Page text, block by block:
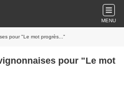
MENU
pour "Le mot progrès..."
pour "Le mot